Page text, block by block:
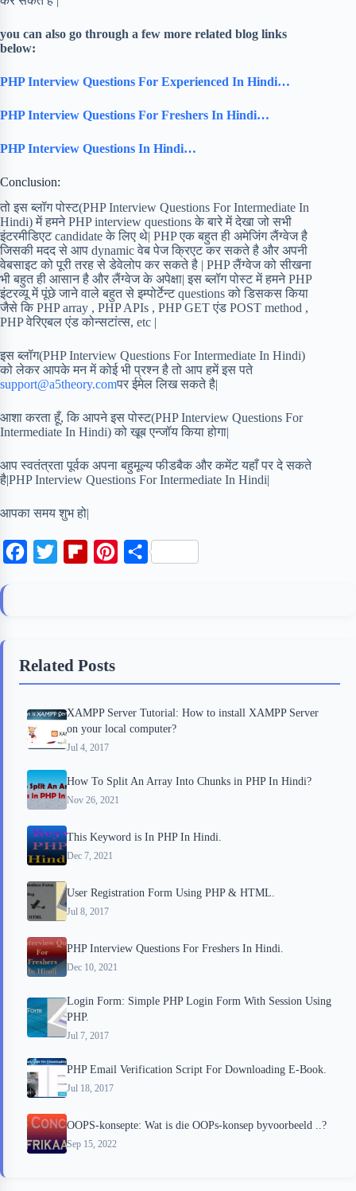
you can also go through a few more related blog links
below:
PHP Interview Questions For Experienced In Hindi…
PHP Interview Questions For Freshers In Hindi…
PHP Interview Questions In Hindi…
Conclusion:
तो इस ब्लॉग पोस्ट(PHP Interview Questions For Intermediate In
Hindi) में हमने PHP interview questions के बारे में देखा जो सभी
इंटरमीडिएट candidate के लिए थे| PHP एक बहुत ही अमेजिंग लैंग्वेज है
जिसकी मदद से आप dynamic वेब पेज क्रिएट कर सकते है और अपनी
वेबसाइट को पूरी तरह से डेवेलोप कर सकते है | PHP लैंग्वेज को सीखना
भी बहुत ही आसान है और लैंग्वेज के अपेक्षा| इस ब्लॉग पोस्ट में हमने PHP
इंटरव्यू में पूंछे जाने वाले बहुत से इम्पोर्टेन्ट questions को डिसकस किया
जैसे कि PHP array , PHP APIs , PHP GET एंड POST method ,
PHP वेरिएबल एंड कोन्सटांत्स, etc |
इस ब्लॉग(PHP Interview Questions For Intermediate In Hindi)
को लेकर आपके मन में कोई भी प्रश्न है तो आप हमें इस पते
support@a5theory.comपर ईमेल लिख सकते है|
आशा करता हूँ, कि आपने इस पोस्ट(PHP Interview Questions For
Intermediate In Hindi) को खूब एन्जॉय किया होगा|
आप स्वतंत्रता पूर्वक अपना बहुमूल्य फीडबैक और कमेंट यहाँ पर दे सकते
है|PHP Interview Questions For Intermediate In Hindi|
आपका समय शुभ हो|
o
k
e
o
r
d
s
S
Related Posts
XAMPP Server Tutorial: How to install XAMPP Server
on your local computer?
Jul 4, 2017
How To Split An Array Into Chunks in PHP In Hindi?
Nov 26, 2021
This Keyword is In PHP In Hindi.
Dec 7, 2021
User Registration Form Using PHP & HTML.
Jul 8, 2017
PHP Interview Questions For Freshers In Hindi.
Dec 10, 2021
Login Form: Simple PHP Login Form With Session Using
PHP.
Jul 7, 2017
PHP Email Verification Script For Downloading E-Book.
Jul 18, 2017
OOPS-konsepte: Wat is die OOPs-konsep byvoorbeeld ..?
Sep 15, 2022